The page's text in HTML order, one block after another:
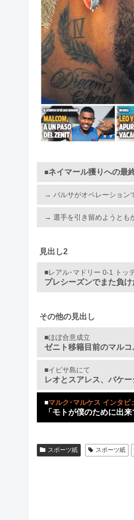
■ネイマール獲りへの最
→ バルサがオペレーション
→ 選手を引き留めようとも
見出し2
■レアル･マドリー 0-1 トッ
プレシーズンでまた負
その他の見出し
■ほぼ合意成立
ゼニト移籍目前のマルコ
■イビサ島にて
レオとスアレス、バケ
■マルク･マルケス インタビ
「モトが僕のために出
スポーツ紙 スポーツ紙